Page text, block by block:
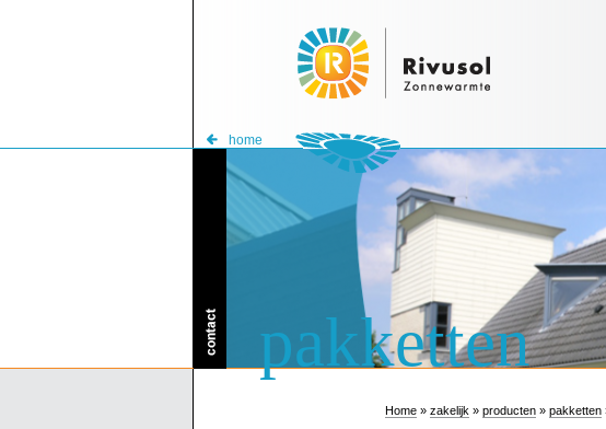
home
pakketten
Home » zakelijk » producten » pakketten